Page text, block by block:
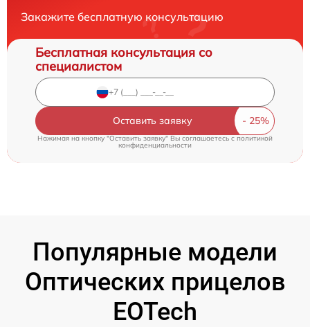
Закажите бесплатную консультацию
Бесплатная консультация со
специалистом
Оставить заявку
Нажимая на кнопку "Оставить заявку" Вы соглашаетесь cполитикой
конфиденциальности
Популярные модели
Оптических прицелов
EOTech